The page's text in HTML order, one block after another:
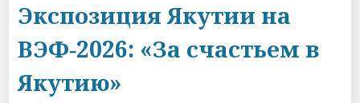
Экспозиция Якутии на
ВЭФ‑2026: «За счастьем в
Якутию»